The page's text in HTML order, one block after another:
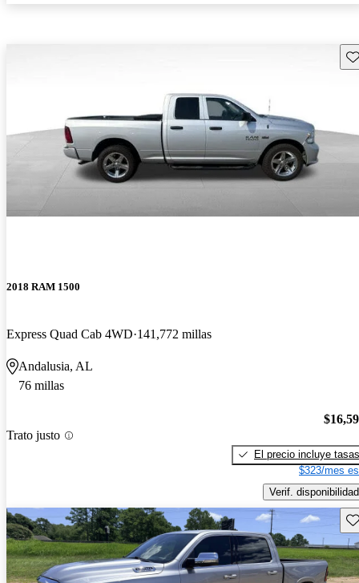
2018 RAM 1500
Express Quad Cab 4WD 141,772 millas
Andalusia, AL
76 millas
Trato justo
El precio incluye tasas
$323/mes
Verif. disponibilidad